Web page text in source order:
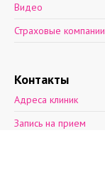
Видео
Страховые компании
Контакты
Адреса клиник
Запись на прием